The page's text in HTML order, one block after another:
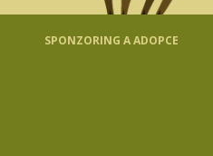
SPONZORING A ADOPCE